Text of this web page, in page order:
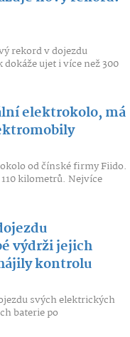
rekord v dojezdu
ujet i více než 300
elektrokolo, má
od čínské firmy Fiido.
kilometrů. Nejvíce
výdrži jejich
kontrolu
svých elektrických
baterie po